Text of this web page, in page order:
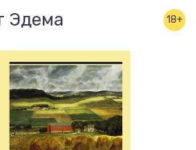
Эдема 18+